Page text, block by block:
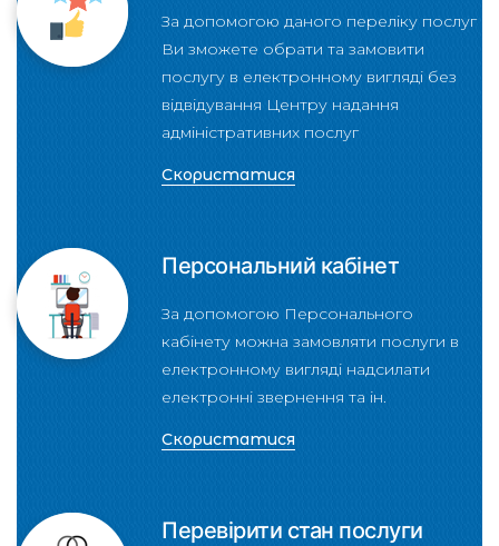
За допомогою даного переліку послуг
Ви зможете обрати та замовити
послугу в електронному вигляді без
відвідування Центру надання
адміністративних послуг
Скористатися
Персональний кабінет
За допомогою Персонального
кабінету можна замовляти послуги в
електронному вигляді надсилати
електронні звернення та ін.
Скористатися
Перевірити стан послуги